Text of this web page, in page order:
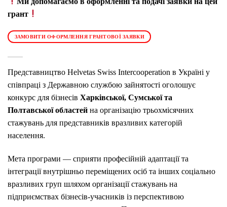
грант
ЗАМОВИТИ ОФОРМЛЕННЯ ГРАНТОВОЇ ЗАЯВКИ
Представництво Helvetas Swiss Intercooperation в Україні у
співпраці з Державною службою зайнятості оголошує
конкурс для бізнесів Харківської, Сумської та
Полтавської областей на організацію трьохмісячних
стажувань для представників вразливих категорій
населення.
Мета програми — сприяти професійній адаптації та
інтеграції внутрішньо переміщених осіб та інших соціально
вразливих груп шляхом організації стажувань на
підприємствах бізнесів-учасників із перспективою